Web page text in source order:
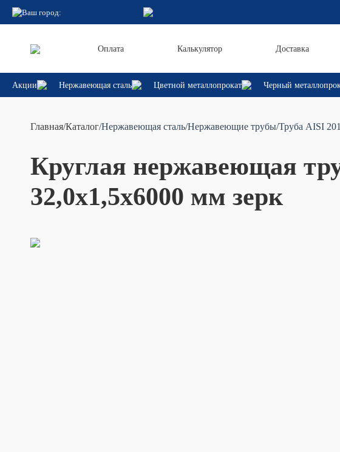
Ваш город:
Оплата Калькулятор Доставка
Акции Нержавеющая сталь Цветной металлопрокат Черный
Главная/Каталог/Нержавеющая сталь/Нержавеющие трубы/Труба AISI 201
Круглая нержавеющая
32,0х1,5х6000 мм зерк